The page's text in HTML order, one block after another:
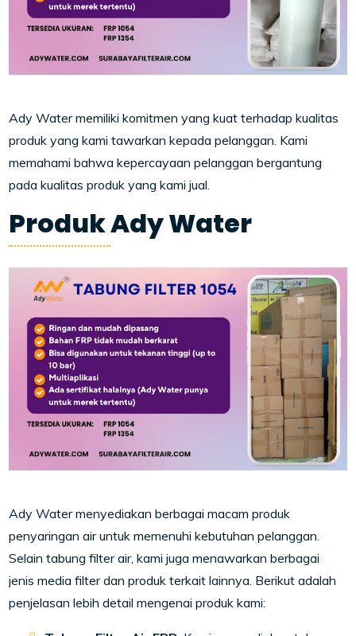
Ady Water memiliki komitmen yang kuat terhadap kualitas
produk yang kami tawarkan kepada pelanggan. Kami
memahami bahwa kepercayaan pelanggan bergantung
pada kualitas produk yang kami jual.
Produk Ady Water
Ady Water menyediakan berbagai macam produk
penyaringan air untuk memenuhi kebutuhan pelanggan.
Selain tabung filter air, kami juga menawarkan berbagai
jenis media filter dan produk terkait lainnya. Berikut adalah
penjelasan lebih detail mengenai produk kami: